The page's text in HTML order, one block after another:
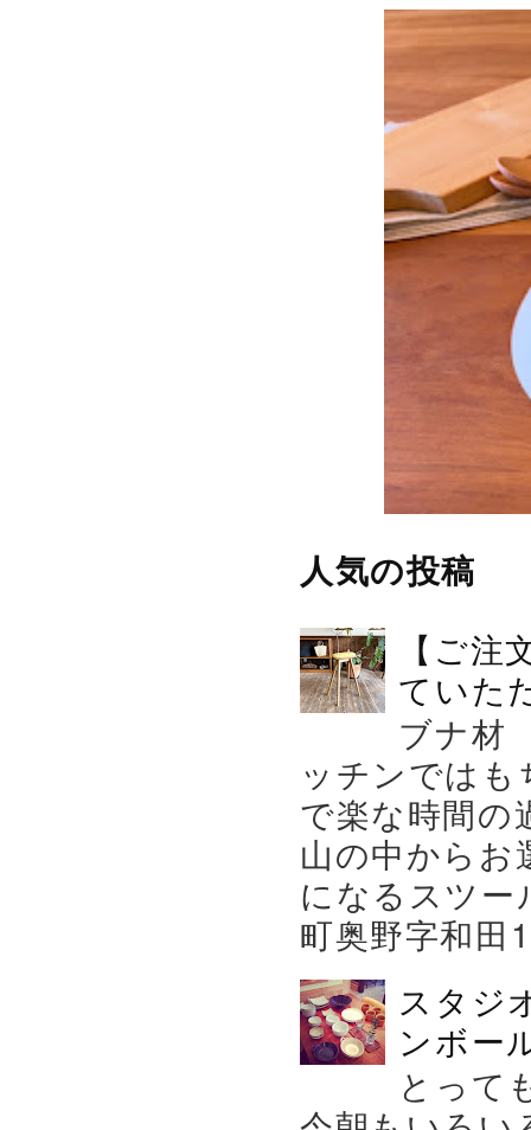
人気の投稿
【ご
ていた
ブナ材
ッチンでは
で楽な時間の
山の中から
になるスツー
町奥野字和
スタジ
ンボー
とって